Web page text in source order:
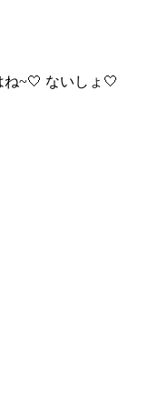
ね~🤍 ないしょ🤍